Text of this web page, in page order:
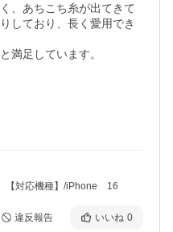
、あちこち糸が出てきて
しており、長く愛用でき
満足しています。
【対応機種】/iPhone 16
違反報告 いいね 0